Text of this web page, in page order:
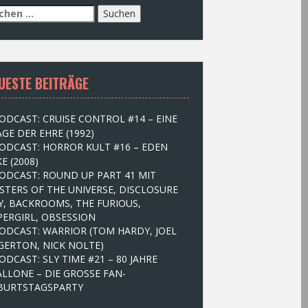
BEITRÄGE
CRUISE CONTROL #14 – EINE
DER EHRE (1992)
HORROR KULT #16 – EDEN
(2008)
ROUND UP PART 41 MIT
OF THE UNIVERSE, DISCLOSURE
BACKROOMS, THE FURIOUS,
OBSESSION
WARRIOR (TOM HARDY, JOEL
NICK NOLTE)
SLY TIME #21 – 80 JAHRE
– DIE GROSSE FAN-